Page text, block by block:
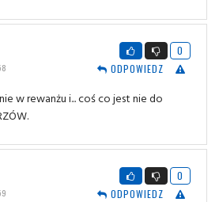
0
ODPOWIEDZ
w rewanżu i... coś co jest nie do
0
ODPOWIEDZ